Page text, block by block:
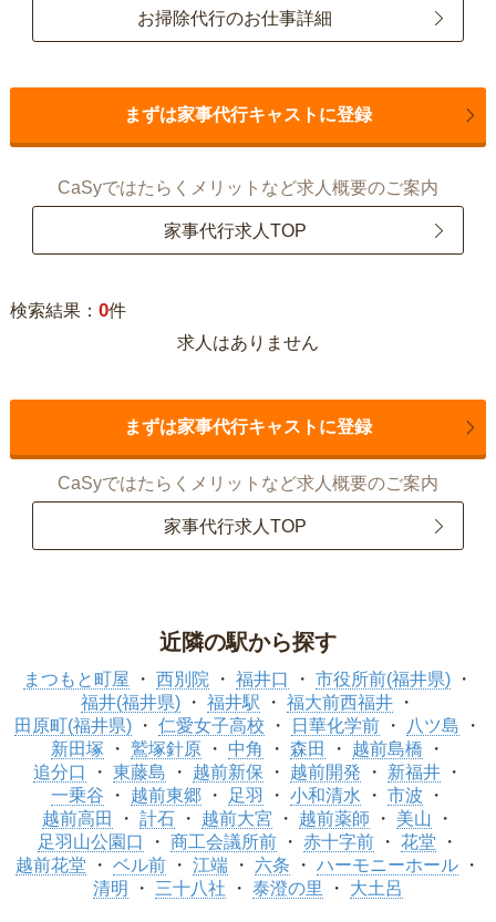
お掃除代行のお仕事詳細
まずは家事代行キャストに登録
CaSyではたらくメリットなど求人概要のご案内
家事代行求人TOP
検索結果： 0件
求人はありません
まずは家事代行キャストに登録
CaSyではたらくメリットなど求人概要のご案内
家事代行求人TOP
近隣の駅から探す
まつもと町屋 西別院 福井口
市役所前(福井県)
福井(福井県)
福井駅
福大前西福井
田原町(福井県)
仁愛女子高校 日華化学前
八ツ島
新田塚
鷲塚針原 中角 森田
越前島橋
追分口
東藤島 越前新保 越前開発
新福井
一乗谷
越前東郷 足羽 小和清水
市波
越前高田
計石 越前大宮 越前薬師
美山
足羽山公園口
商工会議所前 赤十字前
花堂
越前花堂
ベル前 江端 六条
ハーモニーホール
清明
三十八社 泰澄の里 大土呂